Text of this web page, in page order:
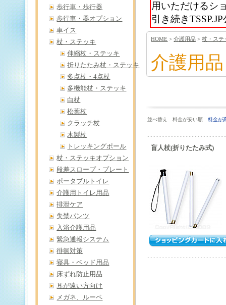
用いただけるシ
引き続き
HOME >介護用品 >杖・ステ
介護用品
並べ替え 料金が安い順料金が
盲人杖(折りたたみ式)
歩行車・歩行器
歩行車・器オプション
車イス
杖・ステッキ
伸縮杖・ステッキ
折りたたみ杖・ステッキ
多点杖・4点杖
多機能杖・ステッキ
白杖
松葉杖
クラッチ杖
木製杖
トレッキングポール
杖・ステッキオプション
段差スロープ・プレート
ポータブルトイレ
介護用トイレ用品
排泄ケア
失禁パンツ
入浴介護用品
緊急通報システム
徘徊対策
寝具・ベッド用品
床ずれ防止用品
耳が遠い方向け
メガネ、ルーペ